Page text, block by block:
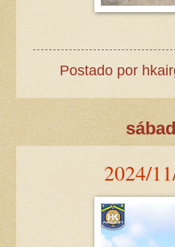
Postado por
2024/